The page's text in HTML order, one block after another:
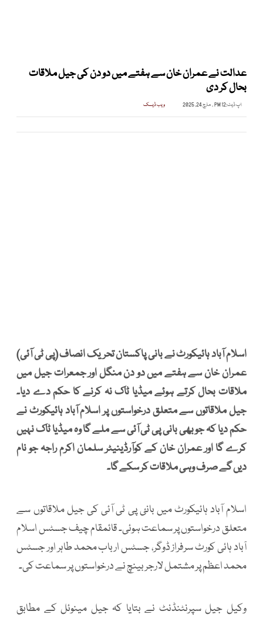
عدالت نے عمران خان سے ہفتے میں دو دن کی جیل ملاقات
بحال کر دی
اپ ڈیٹ:12 PM , مارچ 24, 2025 ویب ڈیسک
اسلام آباد ہائیکورٹ نے بانی پاکستان تحریک انصاف (پی ٹی آئی)
عمران خان سے ہفتے میں دو دن منگل اور جمعرات جیل میں
ملاقات بحال کرتے ہوئے میڈیا ٹاک نہ کرنے کا حکم دے دیا۔
جیل ملاقاتوں سے متعلق درخواستوں پر اسلام آباد ہائیکورٹ نے
حکم دیا کہ جو بھی بانی پی ٹی آئی سے ملے گا وہ میڈیا ٹاک نہیں
کرے گا اور عمران خان کے کوآرڈینیٹر سلمان اکرم راجہ جو نام
دیں گے صرف وہی ملاقات کر سکے گا۔
اسلام آباد ہائیکورٹ میں بانئ پی ٹی آئی کی جیل ملاقاتوں سے
متعلق درخواستوں پر سماعت ہوئی۔ قائمقام چیف جسٹس اسلام
آباد ہائی کورٹ سرفراز ڈوگر، جسٹس ارباب محمد طاہر اور جسٹس
محمد اعظم پر مشتمل لارجر بینچ نے درخواستوں پر سماعت کی۔
وکیل جیل سپرنٹنڈنٹ نے بتایا کہ جیل مینوئل کے مطابق